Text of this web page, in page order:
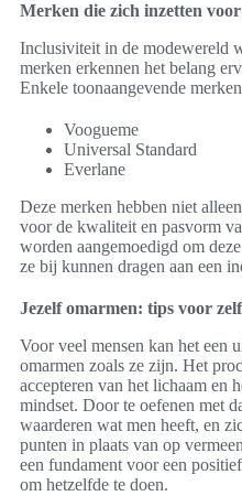
Merken die zich inzetten
Inclusiviteit in de modewereld
merken erkennen het belang
Enkele toonaangevende
Voogueme
Universal Standard
Everlane
Deze merken hebben niet
voor de kwaliteit en pasvorm
worden aangemoedigd om
ze bij kunnen dragen aan een
Jezelf omarmen: tips voor
Voor veel mensen kan het een
omarmen zoals ze zijn. Het
accepteren van het lichaam en
mindset. Door te oefenen met
waarderen wat men heeft, en
punten in plaats van op
een fundament voor een
om hetzelfde te doen.